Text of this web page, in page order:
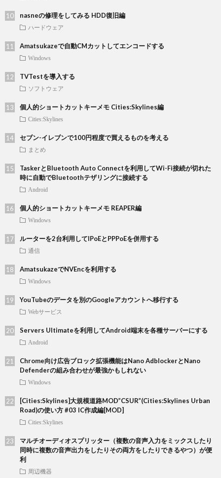
nasneの修理をしてみる HDD復旧編
ハードウェア
Amatsukazeで自動CMカットしてエンコードする
Windows
TVTestを導入する
ソフトウェア
個人的ショートカットキーメモ Cities:Skylines編
Cities:Skylines
セブン-イレブンで100円程度で買えるものを考える
まとめ
TaskerとBluetooth Auto Connectを利用してWi-Fi接続が切れた
時に自動でBluetoothテザリングに接続する
Android
個人的ショートカットキーメモ REAPER編
Windows
ルーターを2台利用してIPoEとPPPoEを併用する
通信
AmatsukazeでNVEncを利用する
Windows
YouTubeのデータを別のGoogleアカウントへ移行する
Webサービス
Servers Ultimateを利用してAndroid端末を各種サーバーにする
Android
Chrome向け広告ブロック拡張機能はNano AdblockerとNano
Defenderの組み合わせが最強かもしれない
Windows
[Cities:Skylines]大規模道路MOD”CSUR”(Cities:Skylines Urban
Road)の使い方 #03 IC作成編[MOD]
Cities:Skylines
マルチオーディオスプリッター（複数の音声入力をミックスしたり
同時に複数の音声出力をしたりその両方をしたりできるやつ）が便
利
周辺機器